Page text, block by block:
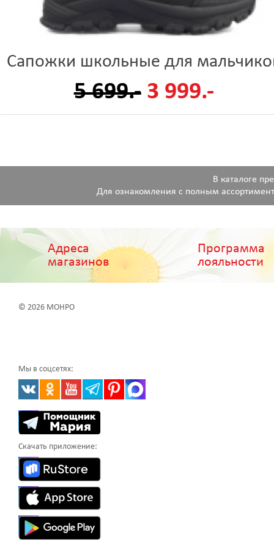
Сапожки школьные для
5 699.- 3 999.-
В каталоге
Для ознакомления с полным
Адреса
магазинов
Программа
лояльности
© 2026 МОНРО
Мы в соцсетях:
Скачать приложение: